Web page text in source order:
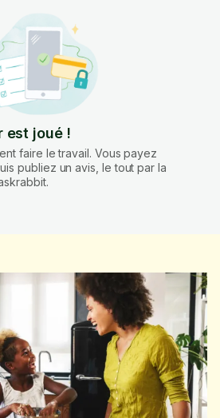
est joué !
faire le travail. Vous payez
publiez un avis, le tout par la